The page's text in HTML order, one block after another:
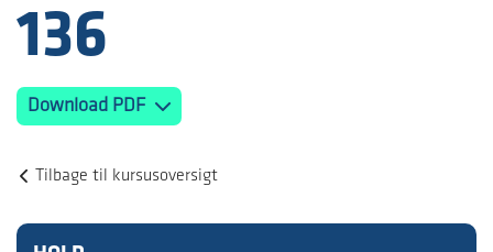
136
Download PDF
Tilbage til kursusoversigt